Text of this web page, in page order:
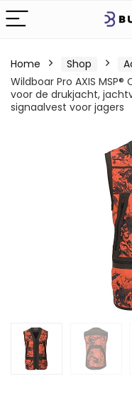
Home Shop
Wildboar Pro AXIS
voor de drukjacht,
signaalvest voor jagers